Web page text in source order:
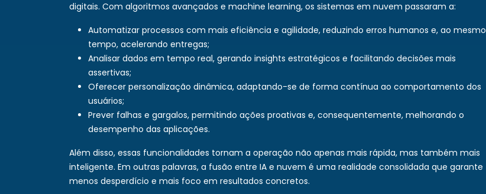
digitais. Com algoritmos avançados e machine learning, os sistemas em nuvem passaram a:
Automatizar processos com mais eficiência e agilidade, reduzindo erros humanos e, ao mesmo
tempo, acelerando entregas;
Analisar dados em tempo real, gerando insights estratégicos e facilitando decisões mais
assertivas;
Oferecer personalização dinâmica, adaptando-se de forma contínua ao comportamento dos
usuários;
Prever falhas e gargalos, permitindo ações proativas e, consequentemente, melhorando o
desempenho das aplicações.
Além disso, essas funcionalidades tornam a operação não apenas mais rápida, mas também mais
inteligente. Em outras palavras, a fusão entre IA e nuvem é uma realidade consolidada que garante
menos desperdício e mais foco em resultados concretos.